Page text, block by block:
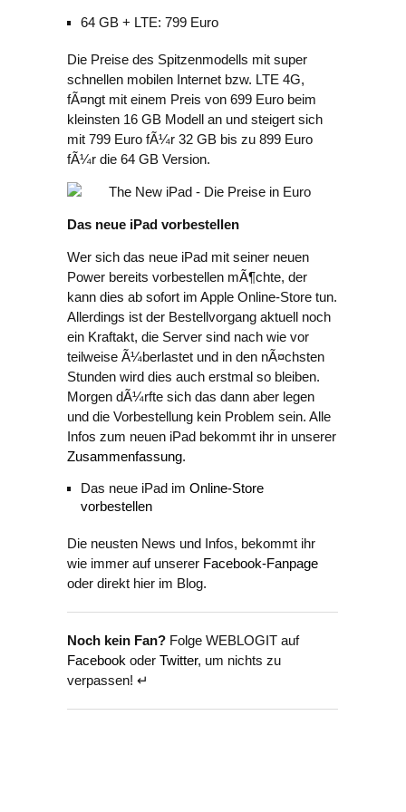
64 GB + LTE: 799 Euro
Die Preise des Spitzenmodells mit super
schnellen mobilen Internet bzw. LTE 4G,
fÃ¤ngt mit einem Preis von 699 Euro beim
kleinsten 16 GB Modell an und steigert sich
mit 799 Euro fÃ¼r 32 GB bis zu 899 Euro
fÃ¼r die 64 GB Version.
Das neue iPad vorbestellen
Wer sich das neue iPad mit seiner neuen
Power bereits vorbestellen mÃ¶chte, der
kann dies ab sofort im Apple Online-Store tun.
Allerdings ist der Bestellvorgang aktuell noch
ein Kraftakt, die Server sind nach wie vor
teilweise Ã¼berlastet und in den nÃ¤chsten
Stunden wird dies auch erstmal so bleiben.
Morgen dÃ¼rfte sich das dann aber legen
und die Vorbestellung kein Problem sein. Alle
Infos zum neuen iPad bekommt ihr in unserer
Zusammenfassung.
Das neue iPad im Online-Store
vorbestellen
Die neusten News und Infos, bekommt ihr
wie immer auf unserer Facebook-Fanpage
oder direkt hier im Blog.
Noch kein Fan? Folge WEBLOGIT auf
Facebook oder Twitter, um nichts zu
verpassen! ↵